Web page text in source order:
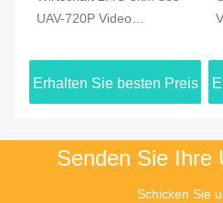
UAV-720P Video
Videoübermittler-HDMI u.
Duplexdatenverbindung
Erhalten Sie besten Preis
Senden Sie Ihre
Schicken Sie